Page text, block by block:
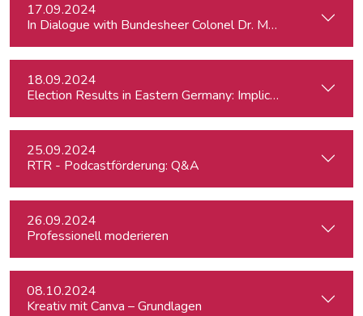
17.09.2024
In Dialogue with Bundesheer Colonel Dr. Markus Reisner -
18.09.2024
Election Results in Eastern Germany:
25.09.2024
RTR - Podcastförderung: Q&A
26.09.2024
Professionell moderieren
08.10.2024
Kreativ mit Canva – Grundlagen